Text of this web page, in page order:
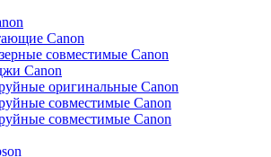
Canon
совместимые Canon
Canon
оригинальные Canon
совместимые Canon
совместимые Canon